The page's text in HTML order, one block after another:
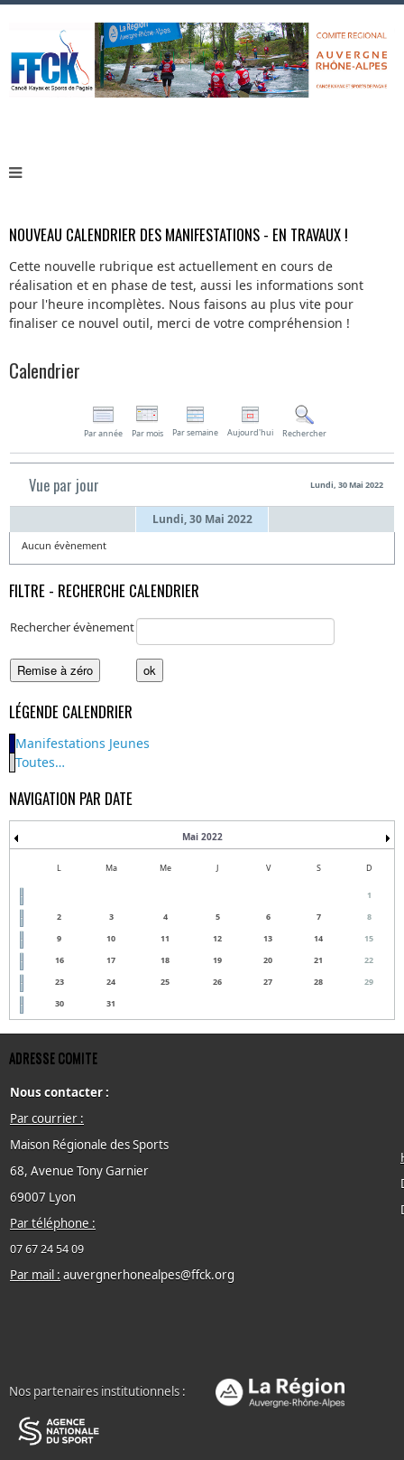
NOUVEAU CALENDRIER DES MANIFESTATIONS - EN TRAVAUX !
Cette nouvelle rubrique est actuellement en cours de
réalisation et en phase de test, aussi les informations sont
pour l'heure incomplètes. Nous faisons au plus vite pour
finaliser ce nouvel outil, merci de votre compréhension !
Calendrier
Par année Par mois Par semaine Aujourd'hui Rechercher
Vue par jour Lundi, 30 Mai 2022
Lundi, 30 Mai 2022
Aucun évènement
FILTRE - RECHERCHE CALENDRIER
Rechercher évènement
LÉGENDE CALENDRIER
Manifestations Jeunes
Toutes…
NAVIGATION PAR DATE
Mai 2022
L Ma Me J V S D
1
2
3 4 5 6 7
8
9
10 11 12 13 14
15
16
17 18 19 20 21
22
23
24 25 26 27 28
29
30
31
ADRESSE COMITE
Nous contacter :
Par courrier :
Maison Régionale des Sports
68, Avenue Tony Garnier
69007 Lyon
Par téléphone :
07 67 24 54 09
Par mail : auvergnerhonealpes@ffck.org
Nos partenaires institutionnels :